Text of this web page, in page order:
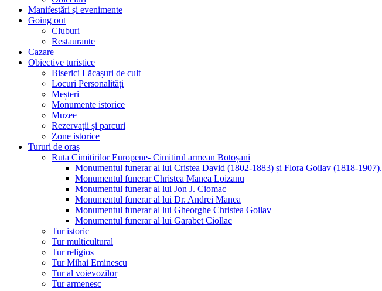
Manifestări și evenimente
Going out
Cluburi
Restaurante
Cazare
Obiective turistice
Biserici Lăcașuri de cult
Locuri Personalități
Meșteri
Monumente istorice
Muzee
Rezervații și parcuri
Zone istorice
Tururi de oraș
Ruta Cimitirilor Europene- Cimitirul armean Botoșani
Monumentul funerar al lui Cristea David (1802-1883) și Flora Goilav (1818-1907).
Monumentul funerar Christea Manea Loizanu
Monumentul funerar al lui Jon J. Ciomac
Monumentul funerar al lui Dr. Andrei Manea
Monumentul funerar al lui Gheorghe Christea Goilav
Monumentul funerar al lui Garabet Ciollac
Tur istoric
Tur multicultural
Tur religios
Tur Mihai Eminescu
Tur al voievozilor
Tur armenesc